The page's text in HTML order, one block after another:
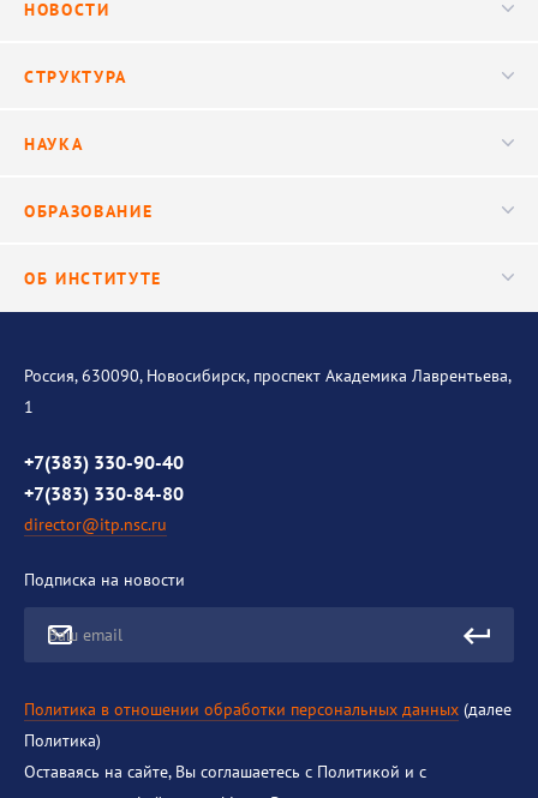
НОВОСТИ
Видео
СТРУКТУРА
Научные подразделения
НАУКА
Исследования
ОБРАЗОВАНИЕ
ОБ ИНСТИТУТЕ
История института
Контакты
Противодействие коррупции
Россия, 630090, Новосибирск, проспект Академика Лаврентьева,
1
+7(383) 330-90-40
+7(383) 330-84-80
director@itp.nsc.ru
Подписка на новости
Ваш email
Политика в отношении обработки персональных данных (далее
Политика)
Оставаясь на сайте, Вы соглашаетесь с Политикой и с